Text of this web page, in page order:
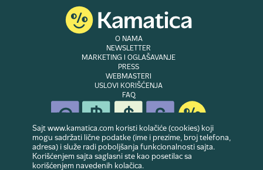
O NAMA
NEWSLETTER
MARKETING I OGLAŠAVANJE
PRESS
WEBMASTERI
USLOVI KORIŠĆENJA
FAQ
© Copyright 2007-2026. Website developed & owned byDubes doo
zadržana
Sajt www.kamatica.com koristi kolačiće (cookies) koji
mogu sadržati lične podatke (ime i prezime, broj telefona,
adresa) i služe radi poboljšanja funkcionalnosti sajta.
Korišćenjem sajta saglasni ste kao posetilac sa
korišćenjem navedenih kolačica.